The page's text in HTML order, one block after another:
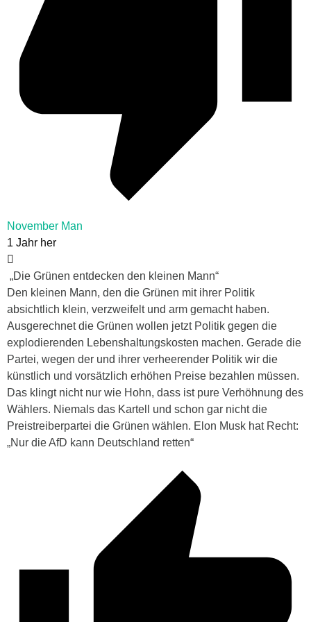
November Man
1 Jahr her
„Die Grünen entdecken den kleinen Mann“
Den kleinen Mann, den die Grünen mit ihrer Politik
absichtlich klein, verzweifelt und arm gemacht haben.
Ausgerechnet die Grünen wollen jetzt Politik gegen die
explodierenden Lebenshaltungskosten machen. Gerade die
Partei, wegen der und ihrer verheerender Politik wir die
künstlich und vorsätzlich erhöhen Preise bezahlen müssen.
Das klingt nicht nur wie Hohn, dass ist pure Verhöhnung des
Wählers. Niemals das Kartell und schon gar nicht die
Preistreiberpartei die Grünen wählen. Elon Musk hat Recht:
„Nur die AfD kann Deutschland retten“